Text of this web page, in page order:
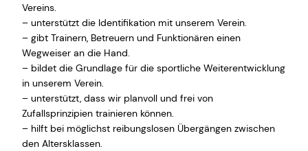
Vereins.
– unterstützt die Identifikation mit unserem Verein.
– gibt Trainern, Betreuern und Funktionären einen
Wegweiser an die Hand.
– bildet die Grundlage für die sportliche Weiterentwicklung
in unserem Verein.
– unterstützt, dass wir planvoll und frei von
Zufallsprinzipien trainieren können.
– hilft bei möglichst reibungslosen Übergängen zwischen
den Altersklassen.